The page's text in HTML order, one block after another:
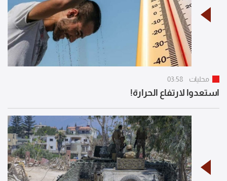
محليات 03:58
استعدوا لارتفاع الحرارة!